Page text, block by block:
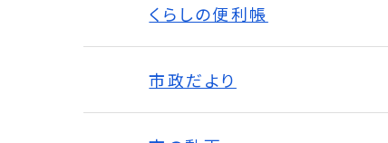
くらしの便利帳
市政だより